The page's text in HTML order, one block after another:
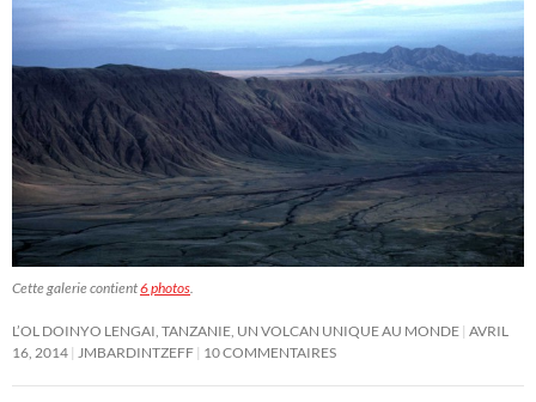
Cette galerie contient6 photos.
L’OL DOINYO LENGAI, TANZANIE, UN VOLCAN UNIQUE AU MONDE AVRIL
16, 2014 JMBARDINTZEFF 10 COMMENTAIRES